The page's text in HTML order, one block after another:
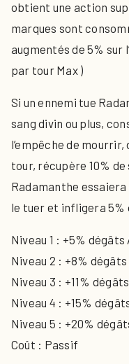
obtient une action
marques sont
augmentés de 5% sur
par tour Max )
Si un ennemi tue
sang divin ou plus,
l’empêche de
tour, récupère 10% de
Radamanthe essaiera
le tuer et infligera 5%
Niveau 1 : +5% dégâts
Niveau 2 : +8% dégâts
Niveau 3 : +11%
Niveau 4 : +15%
Niveau 5 : +20%
​Coût : Passif